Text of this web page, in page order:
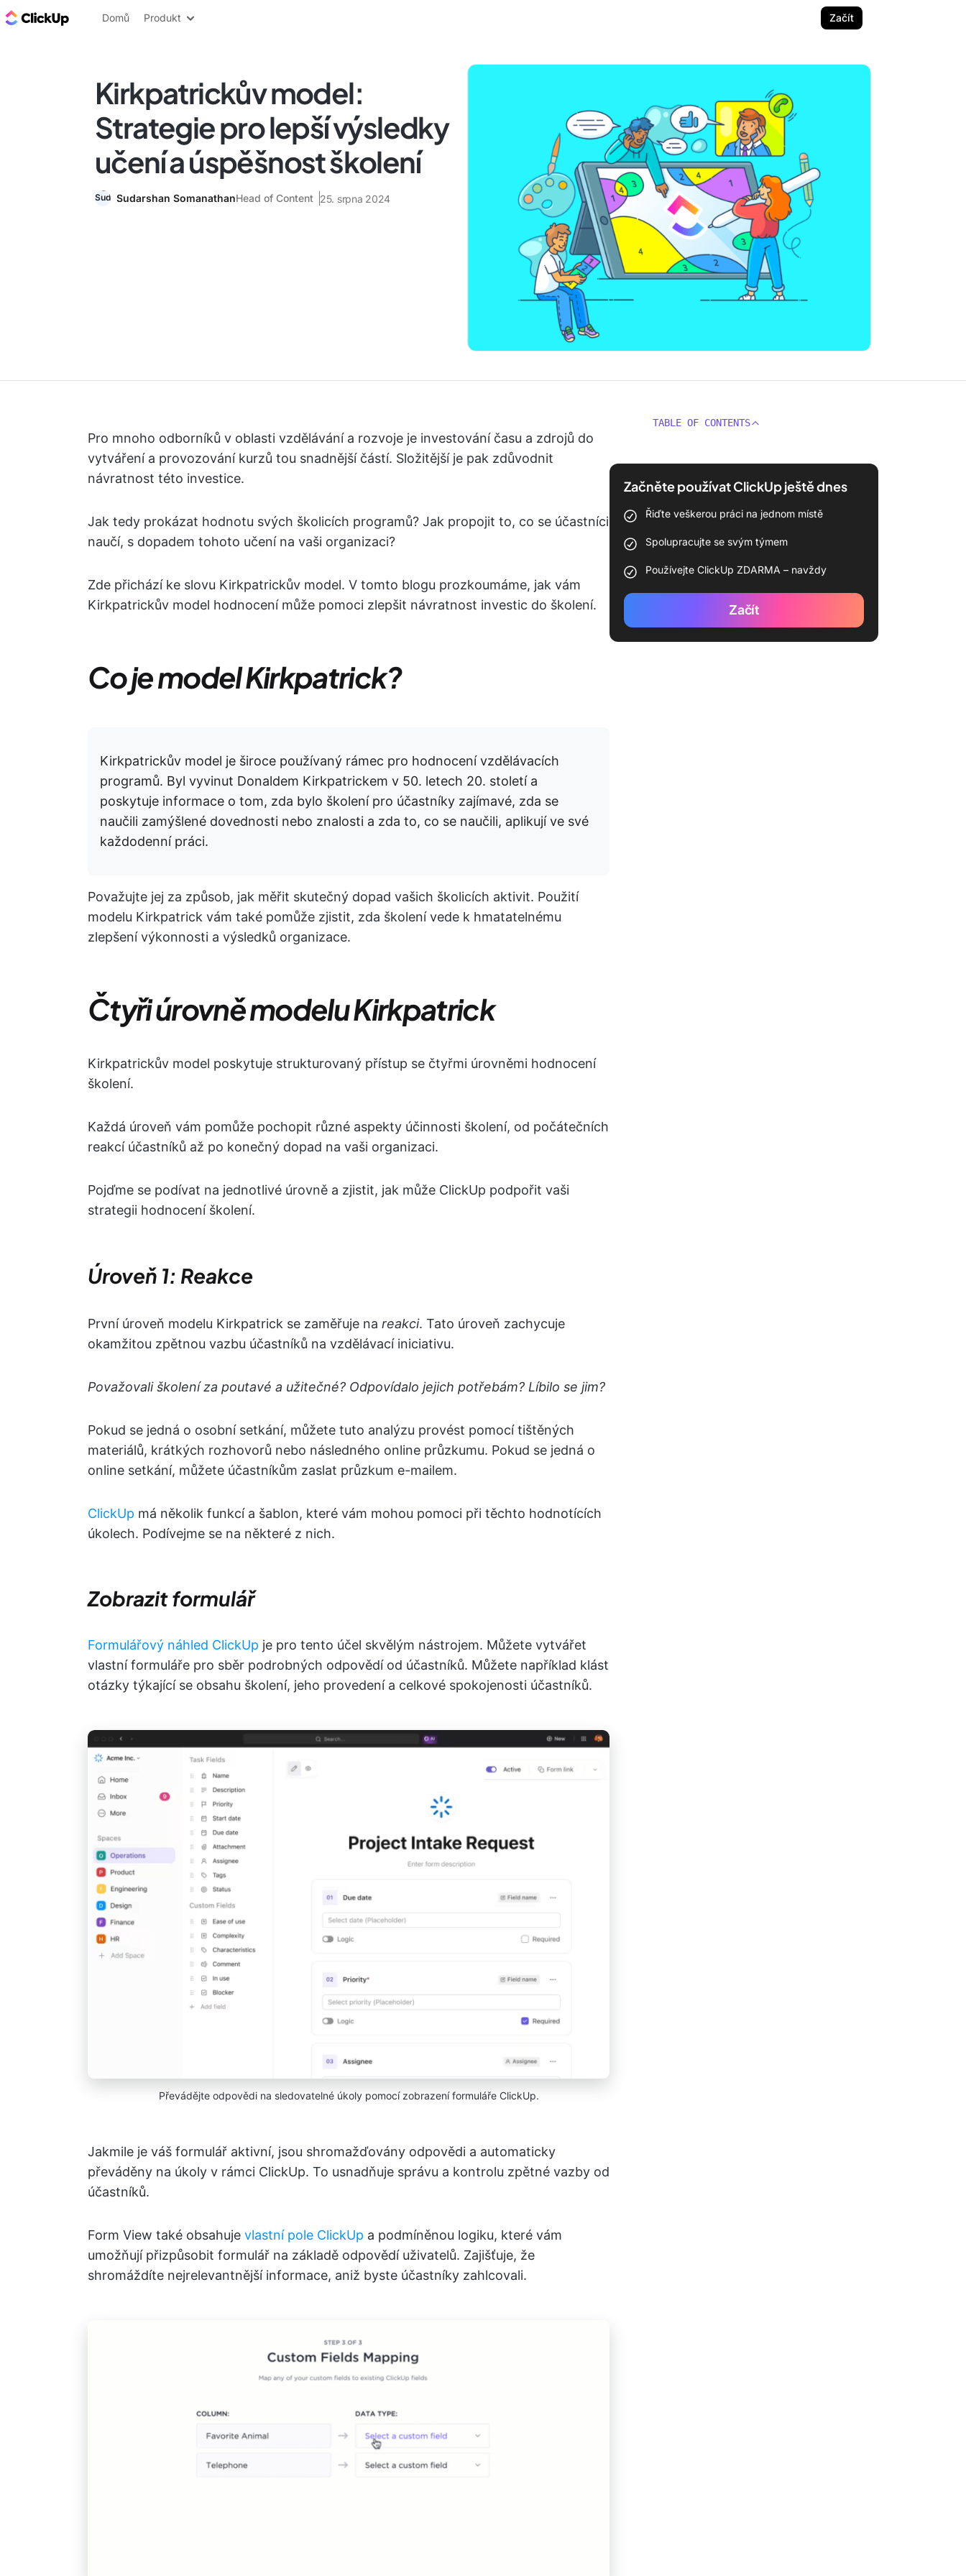
ClickUp blog
Domů Produkt Začít
Kirkpatrickův model:
Strategie pro lepší výsledky
učení a úspěšnost školení
Sudarshan SomanathanHead of Content 25. srpna 2024
Pro mnoho odborníků v oblasti vzdělávání a rozvoje je investování času a zdrojů do
vytváření a provozování kurzů tou snadnější částí. Složitější je pak zdůvodnit
návratnost této investice.
Jak tedy prokázat hodnotu svých školicích programů? Jak propojit to, co se účastníci
naučí, s dopadem tohoto učení na vaši organizaci?
Zde přichází ke slovu Kirkpatrickův model. V tomto blogu prozkoumáme, jak vám
Kirkpatrickův model hodnocení může pomoci zlepšit návratnost investic do školení.
Co je model Kirkpatrick?
Kirkpatrickův model je široce používaný rámec pro hodnocení vzdělávacích
programů. Byl vyvinut Donaldem Kirkpatrickem v 50. letech 20. století a
poskytuje informace o tom, zda bylo školení pro účastníky zajímavé, zda se
naučili zamýšlené dovednosti nebo znalosti a zda to, co se naučili, aplikují ve své
každodenní práci.
Považujte jej za způsob, jak měřit skutečný dopad vašich školicích aktivit. Použití
modelu Kirkpatrick vám také pomůže zjistit, zda školení vede k hmatatelnému
zlepšení výkonnosti a výsledků organizace.
Čtyři úrovně modelu Kirkpatrick
Kirkpatrickův model poskytuje strukturovaný přístup se čtyřmi úrovněmi hodnocení
školení.
Každá úroveň vám pomůže pochopit různé aspekty účinnosti školení, od počátečních
reakcí účastníků až po konečný dopad na vaši organizaci.
Pojďme se podívat na jednotlivé úrovně a zjistit, jak může ClickUp podpořit vaši
strategii hodnocení školení.
Úroveň 1: Reakce
První úroveň modelu Kirkpatrick se zaměřuje na reakci. Tato úroveň zachycuje
okamžitou zpětnou vazbu účastníků na vzdělávací iniciativu.
Považovali školení za poutavé a užitečné? Odpovídalo jejich potřebám? Líbilo se jim?
Pokud se jedná o osobní setkání, můžete tuto analýzu provést pomocí tištěných
materiálů, krátkých rozhovorů nebo následného online průzkumu. Pokud se jedná o
online setkání, můžete účastníkům zaslat průzkum e-mailem.
ClickUp má několik funkcí a šablon, které vám mohou pomoci při těchto hodnotících
úkolech. Podívejme se na některé z nich.
Zobrazit formulář
Formulářový náhled ClickUp je pro tento účel skvělým nástrojem. Můžete vytvářet
vlastní formuláře pro sběr podrobných odpovědí od účastníků. Můžete například klást
otázky týkající se obsahu školení, jeho provedení a celkové spokojenosti účastníků.
Převádějte odpovědi na sledovatelné úkoly pomocí zobrazení formuláře ClickUp.
Jakmile je váš formulář aktivní, jsou shromažďovány odpovědi a automaticky
převáděny na úkoly v rámci ClickUp. To usnadňuje správu a kontrolu zpětné vazby od
účastníků.
Form View také obsahuje vlastní pole ClickUp a podmíněnou logiku, které vám
umožňují přizpůsobit formulář na základě odpovědí uživatelů. Zajišťuje, že
shromáždíte nejrelevantnější informace, aniž byste účastníky zahlcovali.
TABLE OF CONTENTS
Začněte používat ClickUp ještě dnes
Řiďte veškerou práci na jednom místě
Spolupracujte se svým týmem
Používejte ClickUp ZDARMA – navždy
Začít